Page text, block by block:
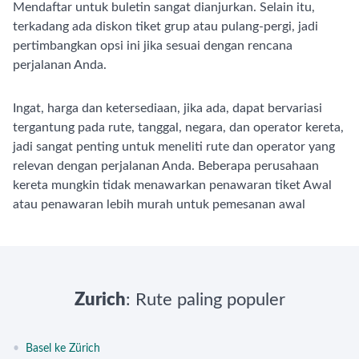
Mendaftar untuk buletin sangat dianjurkan. Selain itu,
terkadang ada diskon tiket grup atau pulang-pergi, jadi
pertimbangkan opsi ini jika sesuai dengan rencana
perjalanan Anda.
Ingat, harga dan ketersediaan, jika ada, dapat bervariasi
tergantung pada rute, tanggal, negara, dan operator kereta,
jadi sangat penting untuk meneliti rute dan operator yang
relevan dengan perjalanan Anda. Beberapa perusahaan
kereta mungkin tidak menawarkan penawaran tiket Awal
atau penawaran lebih murah untuk pemesanan awal
Zurich: Rute paling populer
• Basel ke Zürich